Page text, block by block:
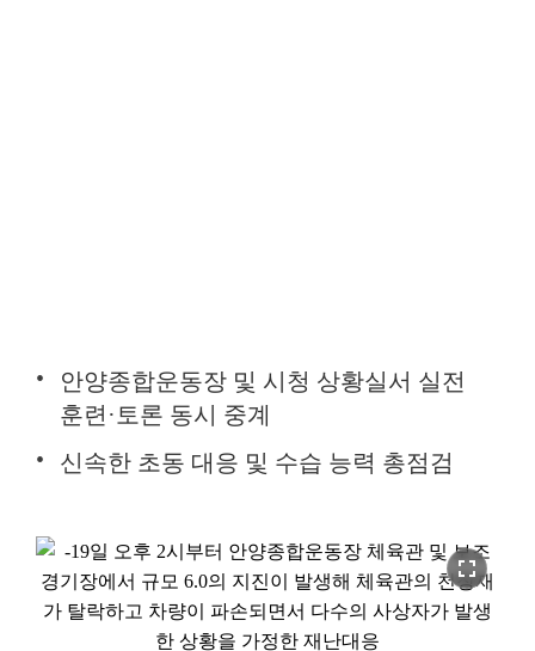
안양종합운동장 및 시청 상황실서 실전
훈련·토론 동시 중계
신속한 초동 대응 및 수습 능력 총점검
fullscreen